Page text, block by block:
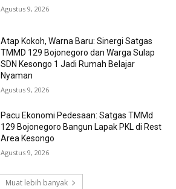
Agustus 9, 2026
Atap Kokoh, Warna Baru: Sinergi Satgas
TMMD 129 Bojonegoro dan Warga Sulap
SDN Kesongo 1 Jadi Rumah Belajar
Nyaman
Agustus 9, 2026
Pacu Ekonomi Pedesaan: Satgas TMMd
129 Bojonegoro Bangun Lapak PKL di Rest
Area Kesongo
Agustus 9, 2026
Muat lebih banyak